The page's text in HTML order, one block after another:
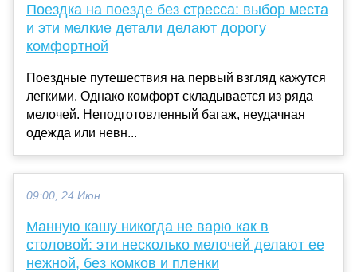
Поездка на поезде без стресса: выбор места
и эти мелкие детали делают дорогу
комфортной
Поездные путешествия на первый взгляд кажутся
легкими. Однако комфорт складывается из ряда
мелочей. Неподготовленный багаж, неудачная
одежда или невн...
09:00, 24 Июн
Манную кашу никогда не варю как в
столовой: эти несколько мелочей делают ее
нежной, без комков и пленки